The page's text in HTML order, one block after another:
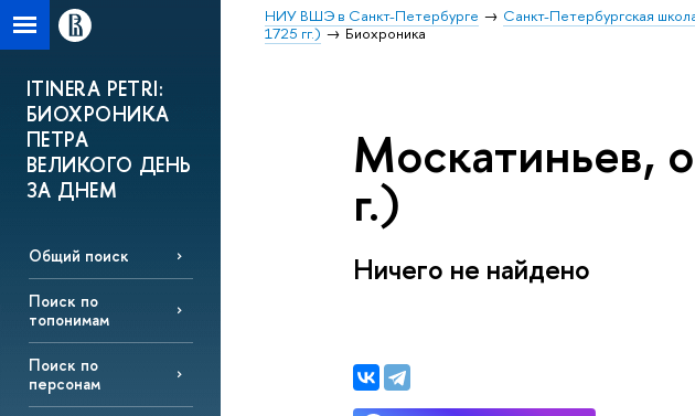
НИУ ВШЭ в Санкт-Петербурге Санкт-Петербургская
1725 гг.)
Биохроника
ITINERA PETRI:
БИОХРОНИКА
ПЕТРА
ВЕЛИКОГО ДЕНЬ
ЗА ДНЕМ
Общий поиск
Поиск по
топонимам
Поиск по
персонам
Москатиньев,
г.)
Ничего не найдено